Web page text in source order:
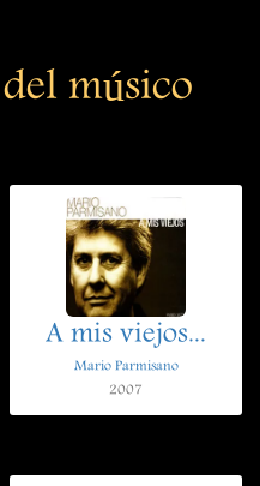
músico
A mis viejos...
Mario Parmisano
2007